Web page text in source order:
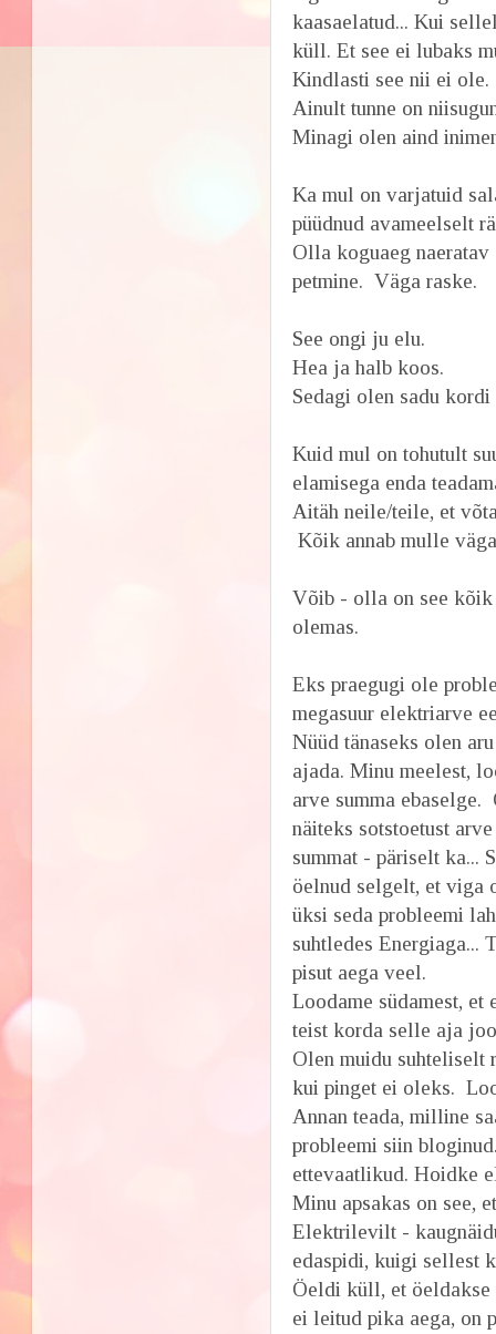
kaasaelatud... Kui
küll. Et see ei lubaks
Kindlasti see nii ei ole.
Ainult tunne on
Minagi olen aind
Ka mul on varjatuid
püüdnud avameelselt
Olla koguaeg
petmine. Väga raske.
See ongi ju elu.
Hea ja halb koos.
Sedagi olen sadu
Kuid mul on tohutult
elamisega enda
Aitäh neile/teile, et
Kõik annab mulle
Võib - olla on see kõik
olemas.
Eks praegugi ole
megasuur elektriarve
Nüüd tänaseks olen
ajada. Minu meelest,
arve summa
näiteks sotstoetust
summat - päriselt ka...
öelnud selgelt, et viga
üksi seda probleemi
suhtledes Energiaga...
pisut aega veel.
Loodame südamest,
teist korda selle aja
Olen muidu suhteliselt
kui pinget ei oleks.
Annan teada, milline
probleemi siin
ettevaatlikud. Hoidke
Minu apsakas on see,
Elektrilevilt -
edaspidi, kuigi sellest
Öeldi küll, et
ei leitud pika aega, on